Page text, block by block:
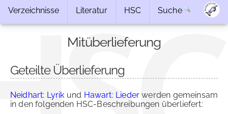
Verzeichnisse Literatur HSC Suche
Mitüberlieferung
Geteilte Überlieferung
Neidhart: Lyrik und Hawart: Lieder werden gemeinsam
in den folgenden HSC-Beschreibungen überliefert: